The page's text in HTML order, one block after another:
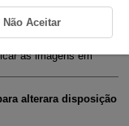
as imagens em
alterara disposição
Não Aceitar